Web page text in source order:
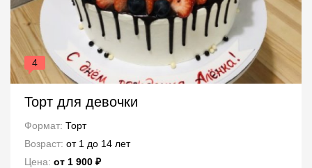
4
Торт для девочки
Формат: Торт
Возраст: от 1 до 14 лет
Цена: от 1 900 ₽